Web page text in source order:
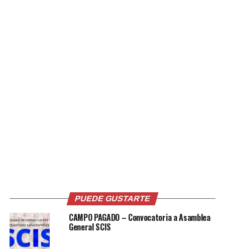
PUEDE GUSTARTE
CAMPO PAGADO – Convocatoria a Asamblea
General SCIS